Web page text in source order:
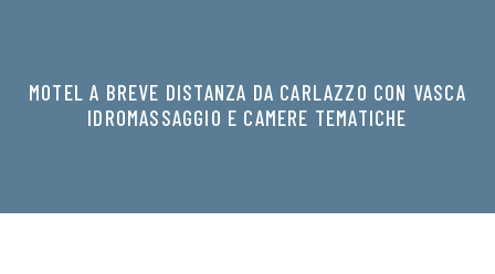
MOTEL A BREVE DISTANZA DA CARLAZZO CON VASCA
IDROMASSAGGIO E CAMERE TEMATICHE